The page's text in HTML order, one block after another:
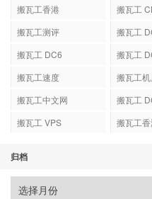
搬瓦工香港
搬瓦工
搬瓦工测评
搬瓦工
搬瓦工 DC6
搬瓦工
搬瓦工速度
搬瓦工
搬瓦工中文网
搬瓦工
搬瓦工 VPS
搬瓦工
归档